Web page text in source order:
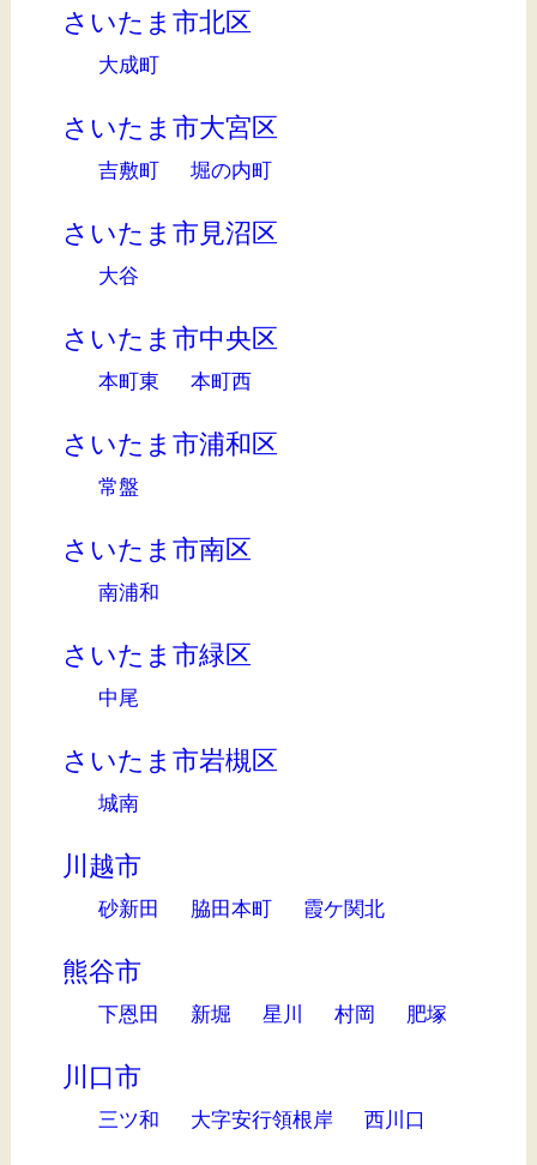
さいたま市北区
大成町
さいたま市大宮区
吉敷町 堀の内町
さいたま市見沼区
大谷
さいたま市中央区
本町東 本町西
さいたま市浦和区
常盤
さいたま市南区
南浦和
さいたま市緑区
中尾
さいたま市岩槻区
城南
川越市
砂新田 脇田本町 霞ケ関北
熊谷市
下恩田 新堀 星川 村岡 肥塚
川口市
三ツ和 大字安行領根岸 西川口